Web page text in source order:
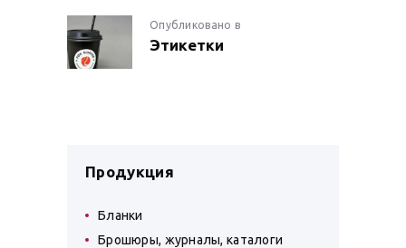
НАВИГАЦИЯ
ПО
Опубликовано вПредыдущая
Этикетки
Продукция
Бланки
Брошюры, журналы, каталоги